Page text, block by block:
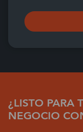
¿LISTO PARA
NEGOCIO